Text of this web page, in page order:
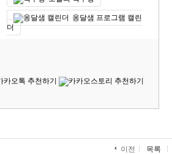
옹달샘 프로그램 캘린
더
이전 목록